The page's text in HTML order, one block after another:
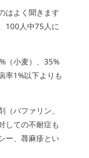
はよく聞きます
100人中75人に
（小麦）、35%
率1%以下よりも
バファリン、
しての不耐症も
ー、蕁麻疹とい